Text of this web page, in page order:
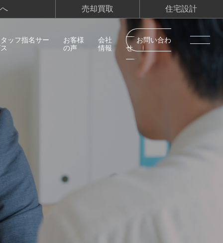
売却買取 住宅設計
タッフ指名サー
お客様
の声
会社
情報
お問い合わ
せ